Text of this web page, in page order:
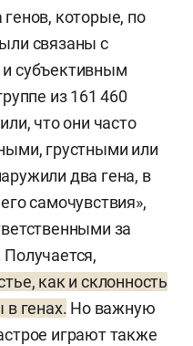
которые, по
связаны с
субъективным
из 161 460
что они часто
грустными или
два гена, в
самочувствия»,
за
как и склонность
генах. Но важную
играют также